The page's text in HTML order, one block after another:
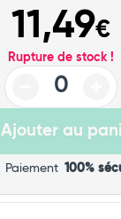
11,49€
Rupture de stock !
Ajouter au
Paiement 100%